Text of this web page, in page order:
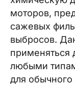
моторов,
сажевых
выбросов.
применяться
любыми
для обычного